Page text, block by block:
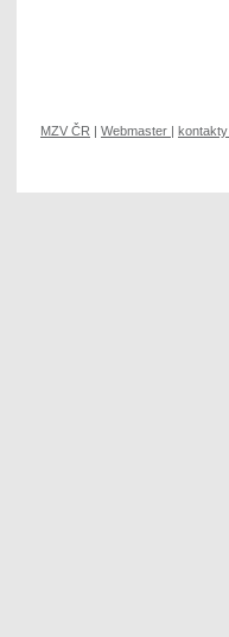
MZV ČR | Webmaster | kontakty